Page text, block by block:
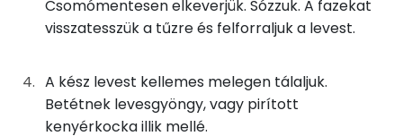
Magnézium
TOP vitaminok
Csomómentesen elkeverjük. Sózzuk. A fazekat
visszatesszük a tűzre és felforraljuk a levest.
A kész levest kellemes melegen tálaljuk.
Betétnek levesgyöngy, vagy pirított
kenyérkocka illik mellé.